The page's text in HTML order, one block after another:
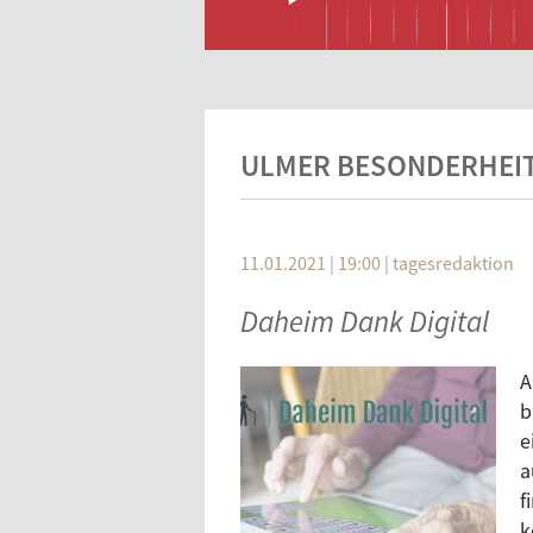
ULMER
11.01.2021 | 19:00 | tagesredaktion
Daheim Dank Digital